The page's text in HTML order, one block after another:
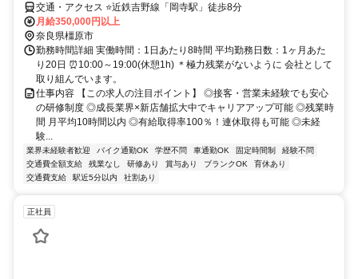
交通・アクセス ⭐近鉄吉野線「岡寺駅」徒歩8分
月給350,000円以上
奈良県橿原市
勤務時間詳細 実働時間：1日あたり8時間 平均勤務日数：1ヶ月あた
り20日 ⏰10:00～19:00(休憩1h) ＊極力残業がないように 会社として
取り組んでいます。
仕事内容 【この求人の注目ポイント】 ◎接客・営業未経験でも安心
の研修制度 ◎成長業界×新店舗拡大中でキャリアアップ可能 ◎残業時
間 月平均10時間以内 ◎有給取得率100％！連休取得も可能 ◎未経
験...
業界未経験者歓迎 バイク通勤OK 学歴不問 車通勤OK 固定時間制
経験不問
交通費全額支給
残業なし 研修あり 賞与あり ブランクOK
育休あり
交通費支給
駅近5分以内 社割あり
正社員